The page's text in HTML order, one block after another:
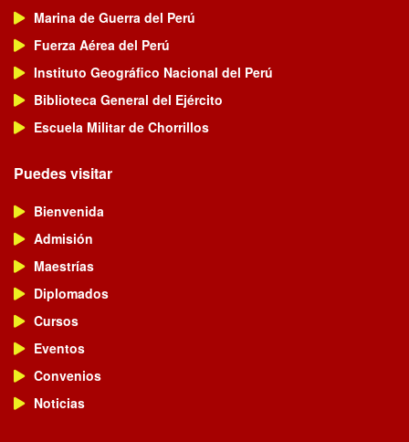
Marina de Guerra del Perú
Fuerza Aérea del Perú
Instituto Geográfico Nacional del Perú
Biblioteca General del Ejército
Escuela Militar de Chorrillos
Puedes visitar
Bienvenida
Admisión
Maestrías
Diplomados
Cursos
Eventos
Convenios
Noticias